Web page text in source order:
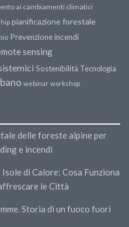
ai cambiamenti climatici
pianificazione forestale
Prevenzione incendi
sensing
Sostenibilità Tecnologia
webinar workshop
delle foreste alpine per
e incendi
Isole di Calore: Cosa Funziona
le Città
Storia di un fuoco fuori